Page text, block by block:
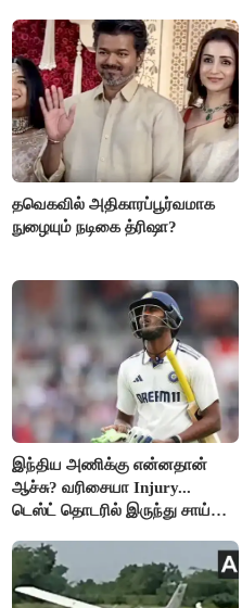
தவெகவில் அதிகாரப்பூர்வமாக
நுழையும் நடிகை த்ரிஷா?
இந்திய அணிக்கு என்னதான்
ஆச்சு? வரிசையா Injury...
டெஸ்ட் தொடரில் இருந்து சாய்